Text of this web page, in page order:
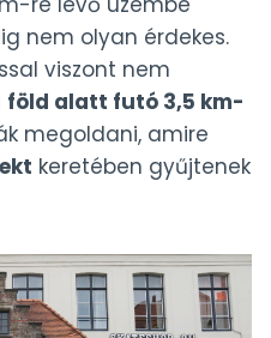
nem olyan érdekes.
viszont nem
föld alatt futó 3,5 km-
megoldani, amire
keretében gyűjtenek